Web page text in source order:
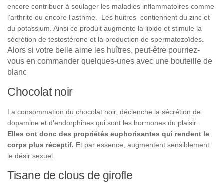
encore contribuer à soulager les maladies inflammatoires comme
l’arthrite ou encore l’asthme. Les huitres contiennent du zinc et
du potassium. Ainsi ce produit augmente la libido et stimule la
sécrétion de testostérone et la production de spermatozoïdes.
Alors si votre belle aime les huîtres, peut-être pourriez-
vous en commander quelques-unes avec une bouteille de
blanc
Chocolat noir
La consommation du chocolat noir, déclenche la sécrétion de
dopamine et d’endorphines qui sont les hormones du plaisir .
Elles ont donc des propriétés euphorisantes qui rendent le
corps plus réceptif. Et par essence, augmentent sensiblement
le désir sexuel
Tisane de clous de girofle